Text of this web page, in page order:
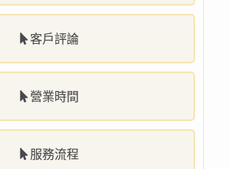
客戶評論
營業時間
服務流程